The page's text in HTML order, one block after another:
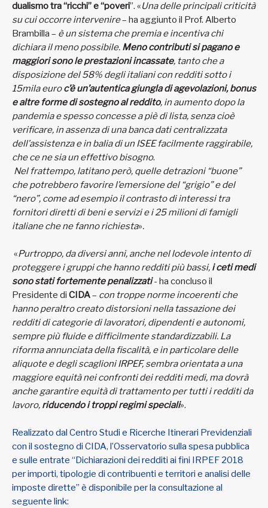
dualismo tra “ricchi” e “poveri”. «Una delle principali criticità
su cui occorre intervenire– ha aggiunto il Prof. Alberto
Brambilla – è un sistema che premia e incentiva chi
dichiara il meno possibile. Meno contributi si pagano e
maggiori sono le prestazioni incassate, tanto che a
disposizione del 58% degli italiani con redditi sotto i
15mila euroc’è un’autentica giungla di agevolazioni, bonus
e altre forme di sostegno al reddito, in aumento dopo la
pandemia e spesso concesse a piè di lista, senza cioè
verificare, in assenza di una banca dati centralizzata
dell’assistenza e in balia di un ISEE facilmente raggirabile,
che ce ne sia un effettivo bisogno.
Nel frattempo, latitano però, quelle detrazioni “buone”
che potrebbero favorire l’emersione del “grigio” e del
“nero”, come ad esempio il contrasto di interessi tra
fornitori diretti di beni e servizi e i 25 milioni di famigli
italiane che ne fanno richiesta».
«Purtroppo, da diversi anni, anche nel lodevole intento di
proteggere i gruppi che hanno redditi più bassi, i ceti medi
sono stati fortemente penalizzati- ha concluso il
Presidente di CIDA– con troppe norme incoerenti che
hanno peraltro creato distorsioni nella tassazione dei
redditi di categorie di lavoratori, dipendenti e autonomi,
sempre più fluide e difficilmente standardizzabili. La
riforma annunciata della fiscalità, e in particolare delle
aliquote e degli scaglioni IRPEF, sembra orientata a una
maggiore equità nei confronti dei redditi medi, ma dovrà
anche garantire equità di trattamento per tutti i redditi da
lavoro, riducendo i troppi regimi speciali».
Realizzato dal Centro Studi e Ricerche Itinerari Previdenziali
con il sostegno di CIDA, l’Osservatorio sulla spesa pubblica
e sulle entrate “Dichiarazioni dei redditi ai fini IRPEF 2018
per importi, tipologie di contribuenti e territori e analisi delle
imposte dirette” è disponibile per la consultazione al
seguente link: